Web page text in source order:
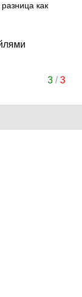
как
3/3